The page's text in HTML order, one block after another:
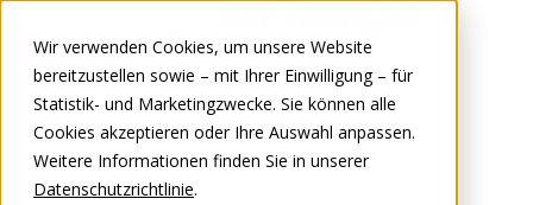
Wir verwenden Cookies, um unsere Website
bereitzustellen sowie – mit Ihrer Einwilligung – für
Statistik- und Marketingzwecke. Sie können alle
Cookies akzeptieren oder Ihre Auswahl anpassen.
Weitere Informationen finden Sie in unserer
Datenschutzrichtlinie.
0848 00 77 88